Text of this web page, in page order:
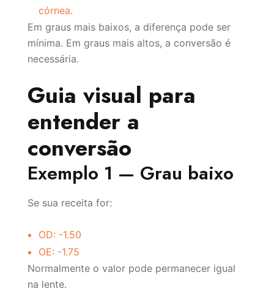
córnea.
Em graus mais baixos, a diferença pode ser
mínima. Em graus mais altos, a conversão é
necessária.
Guia visual para
entender a
conversão
Exemplo 1 — Grau baixo
Se sua receita for:
OD: -1.50
OE: -1.75
Normalmente o valor pode permanecer igual
na lente.